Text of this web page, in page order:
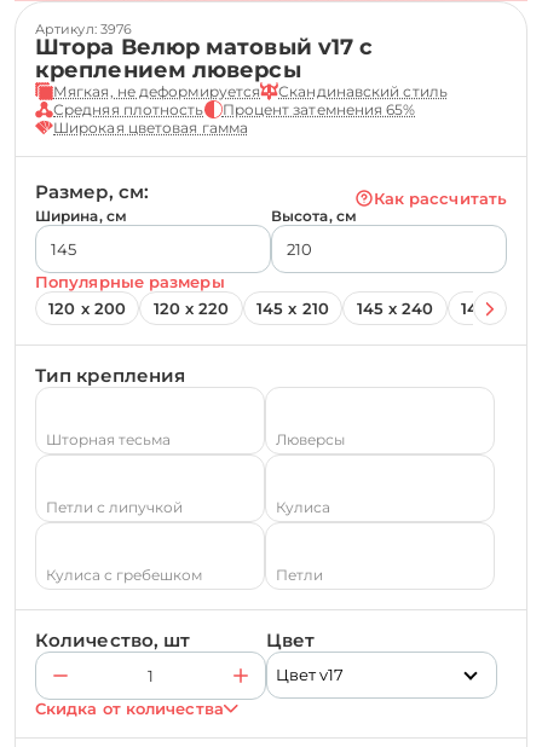
Артикул: 3976
Штора Велюр матовый v17 с
креплением люверсы
Мягкая, не деформируется
Скандинавский стиль
Средняя плотность
Процент затемнения 65%
Широкая цветовая гамма
Размер, см: Как рассчитать
Ширина, см Высота, см
Популярные размеры
120 х 200
120 х 220 145 х 210 145 х 240 145 х 260
Тип крепления
Шторная тесьма Люверсы
Петли с липучкой Кулиса
Кулиса с гребешком Петли
Количество, шт Цвет
Цвет v17
Скидка от количества